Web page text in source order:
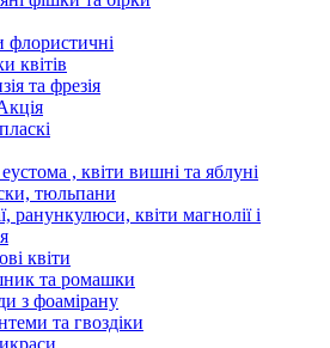
флористичні
квітів
та фрезія
, квіти вишні та яблуні
тюльпани
ранункулюси, квіти магнолії і
квіти
та ромашки
з фоамірану
та гвоздіки